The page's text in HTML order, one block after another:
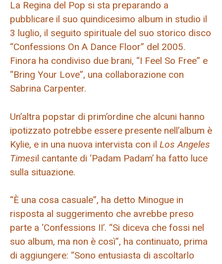
La Regina del Pop si sta preparando a
pubblicare il suo quindicesimo album in studio il
3 luglio, il seguito spirituale del suo storico disco
“Confessions On A Dance Floor” del 2005.
Finora ha condiviso due brani, “I Feel So Free” e
“Bring Your Love”, una collaborazione con
Sabrina Carpenter.
Un’altra popstar di prim’ordine che alcuni hanno
ipotizzato potrebbe essere presente nell’album è
Kylie, e in una nuova intervista con il Los Angeles
Timesil cantante di ‘Padam Padam’ ha fatto luce
sulla situazione.
“È una cosa casuale”, ha detto Minogue in
risposta al suggerimento che avrebbe preso
parte a ‘Confessions II’. “Si diceva che fossi nel
suo album, ma non è così”, ha continuato, prima
di aggiungere: “Sono entusiasta di ascoltarlo